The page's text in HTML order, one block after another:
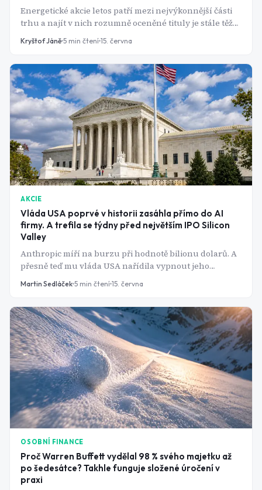
Energetické akcie letos patří mezi nejvýkonnější části
trhu a najít v nich rozumně oceněné tituly je stále těžší.
Přesto se dvě americké firmy z tohoto segmentu trhu
obchodují za nižší násobky zisku než většina
až 7 %. Jde o skutečnou příležitost, nebo jen o relativně
levné akcie v sektoru, který se stal příliš drahým.
Kryštof Jáně 5 min čtení 15. června
AKCIE
Vláda USA poprvé v historii zasáhla přímo do AI
firmy. A trefila se týdny před největším IPO Silicon
Valley
Anthropic míří na burzu při hodnotě bilionu dolarů. A
přesně teď mu vláda USA nařídila vypnout jeho
nejlepší model pro většinu světa. Na ziscích firmy
Martin Sedláček 5 min čtení 15. června
OSOBNÍ FINANCE
Proč Warren Buffett vydělal 98 % svého majetku až
po šedesátce? Takhle funguje složené úročení v
praxi